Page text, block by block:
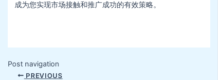
成为您实现市场接触和推广成功的有效策略。
Post navigation
PREVIOUS